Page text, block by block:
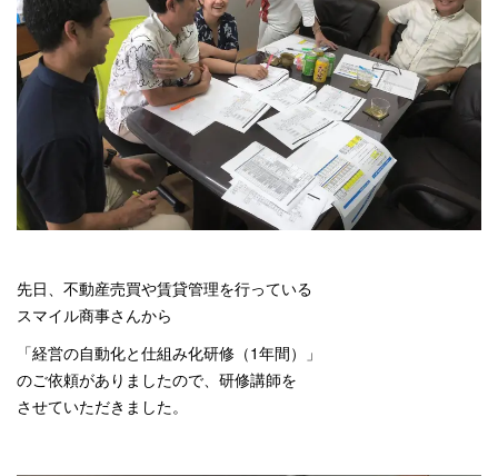
先日、不動産売買や賃貸管理を行っている
スマイル商事さんから
「経営の自動化と仕組み化研修（1年間）」
のご依頼がありましたので、研修講師を
させていただきました。